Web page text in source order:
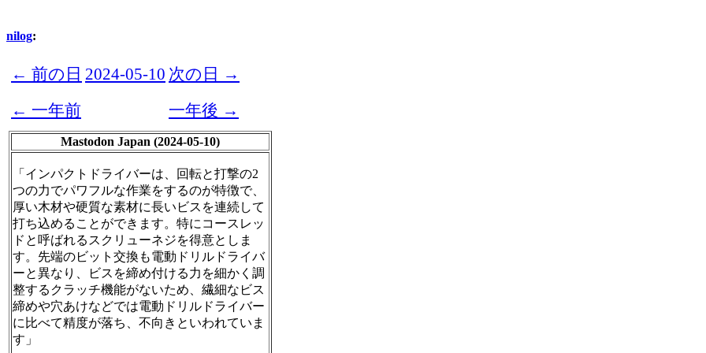
nilog:
← 前の日 2024-05-10 次の日 →
← 一年前
一年後 →
Mastodon Japan (2024-05-10)
「インパクトドライバーは、回転と打撃の2
つの力でパワフルな作業をするのが特徴で、
厚い木材や硬質な素材に長いビスを連続して
打ち込めることができます。特にコースレッ
ドと呼ばれるスクリューネジを得意としま
す。先端のビット交換も電動ドリルドライバ
ーと異なり、ビスを締め付ける力を細かく調
整するクラッチ機能がないため、繊細なビス
締めや穴あけなどでは電動ドリルドライバー
に比べて精度が落ち、不向きといわれていま
す」